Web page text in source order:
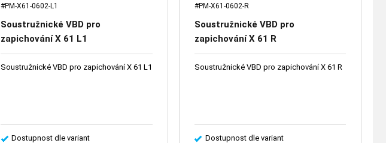
#PM-X61-0602-L1
Soustružnické VBD pro
zapichování X 61 L1
Soustružnické VBD pro zapichování X 61 L1
Dostupnost dle variant
#PM-X61-0602-R
Soustružnické VBD pro
zapichování X 61 R
Soustružnické VBD pro zapichování X 61 R
Dostupnost dle variant